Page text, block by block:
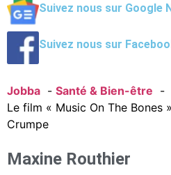
Suivez nous sur Google
Suivez nous sur
Jobba
Santé & Bien-être
Le film « Music On The
Crumpe
Maxine Routhier